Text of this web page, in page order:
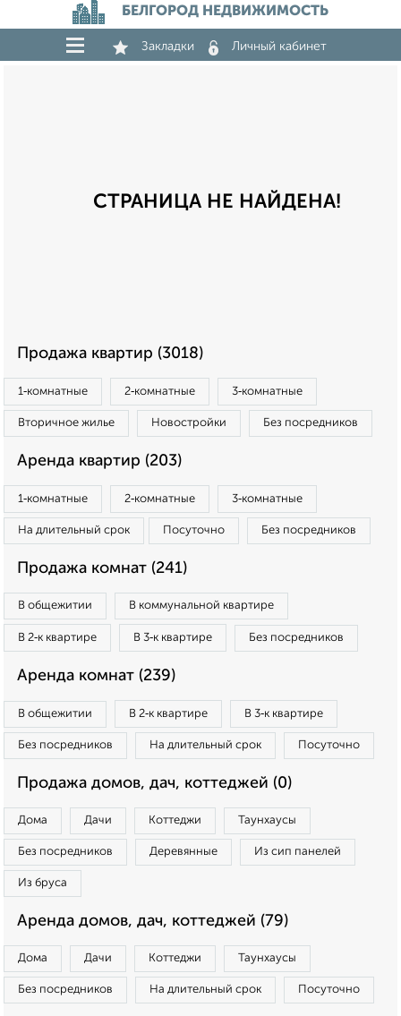
БЕЛГОРОД НЕДВИЖИМОСТЬ
Закладки Личный кабинет
СТРАНИЦА НЕ НАЙДЕНА!
Продажа квартир (3018)
1‑комнатные 2‑комнатные 3‑комнатные
Вторичное жилье Новостройки Без посредников
Аренда квартир (203)
1‑комнатные 2‑комнатные 3‑комнатные
На длительный срок Посуточно Без посредников
Продажа комнат (241)
В общежитии В коммунальной квартире
В 2‑к квартире В 3‑к квартире Без посредников
Аренда комнат (239)
В общежитии В 2‑к квартире В 3‑к квартире
Без посредников На длительный срок Посуточно
Продажа домов, дач, коттеджей (0)
Дома Дачи Коттеджи Таунхаусы
Без посредников Деревянные Из сип панелей
Из бруса
Аренда домов, дач, коттеджей (79)
Дома Дачи Коттеджи Таунхаусы
Без посредников На длительный срок Посуточно